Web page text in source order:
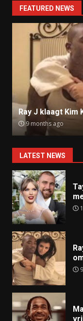
FEATURED NEWS
Ray J klaagt Kim
9 months ago
LATEST NEWS